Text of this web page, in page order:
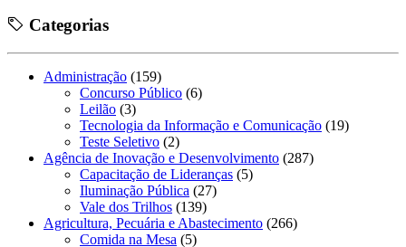
Categorias
Administração (159)
Concurso Público (6)
Leilão (3)
Tecnologia da Informação e Comunicação (19)
Teste Seletivo (2)
Agência de Inovação e Desenvolvimento (287)
Capacitação de Lideranças (5)
Iluminação Pública (27)
Vale dos Trilhos (139)
Agricultura, Pecuária e Abastecimento (266)
Comida na Mesa (5)